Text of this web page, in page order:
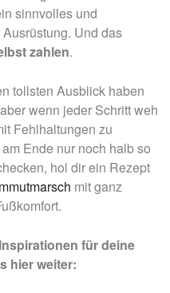
sinnvolles und
Und das
zahlen.
tollsten Ausblick haben
wenn jeder Schritt weh
Fehlhaltungen zu
Ende nur noch halb so
hol dir ein Rezept
mit ganz
für deine
hier weiter: